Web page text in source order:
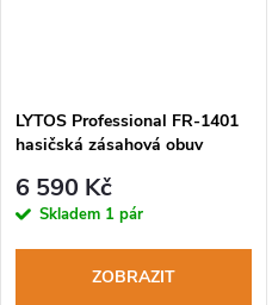
LYTOS Professional FR-1401
hasičská zásahová obuv
6 590 Kč
Skladem 1 pár
ZOBRAZIT